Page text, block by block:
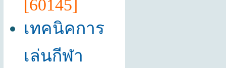
[60145]
เทคนิคการ
เล่นกีฬา